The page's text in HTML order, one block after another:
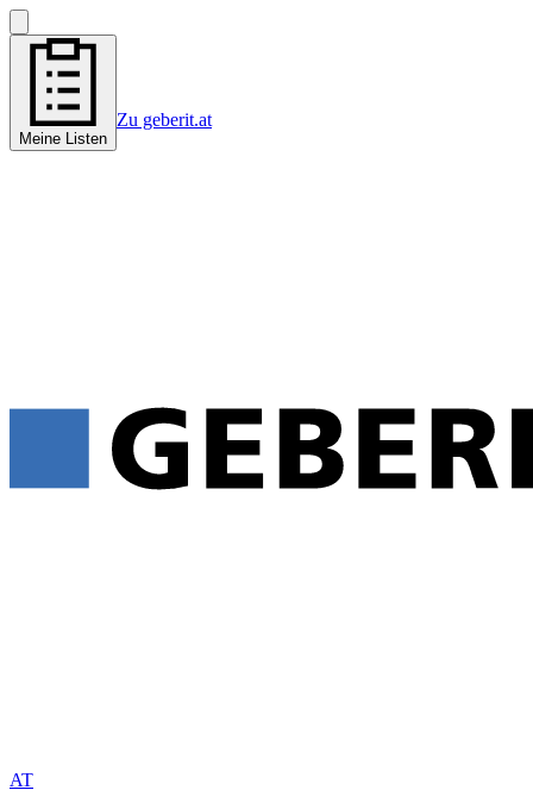
Meine Listen
Zu geberit.at
AT